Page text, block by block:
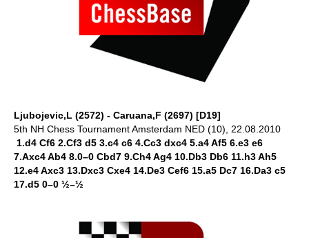
Ljubojevic,L (2572) - Caruana,F (2697) [D19]
5th NH Chess Tournament Amsterdam NED (10), 22.08.2010
1.d4 Cf6 2.Cf3 d5 3.c4 c6 4.Cc3 dxc4 5.a4 Af5 6.e3 e6
7.Axc4 Ab4 8.0–0 Cbd7 9.Ch4 Ag4 10.Db3 Db6 11.h3 Ah5
12.e4 Axc3 13.Dxc3 Cxe4 14.De3 Cef6 15.a5 Dc7 16.Da3 c5
17.d5 0–0 ½–½